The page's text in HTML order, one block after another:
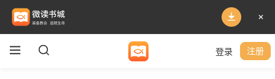
登录 注册